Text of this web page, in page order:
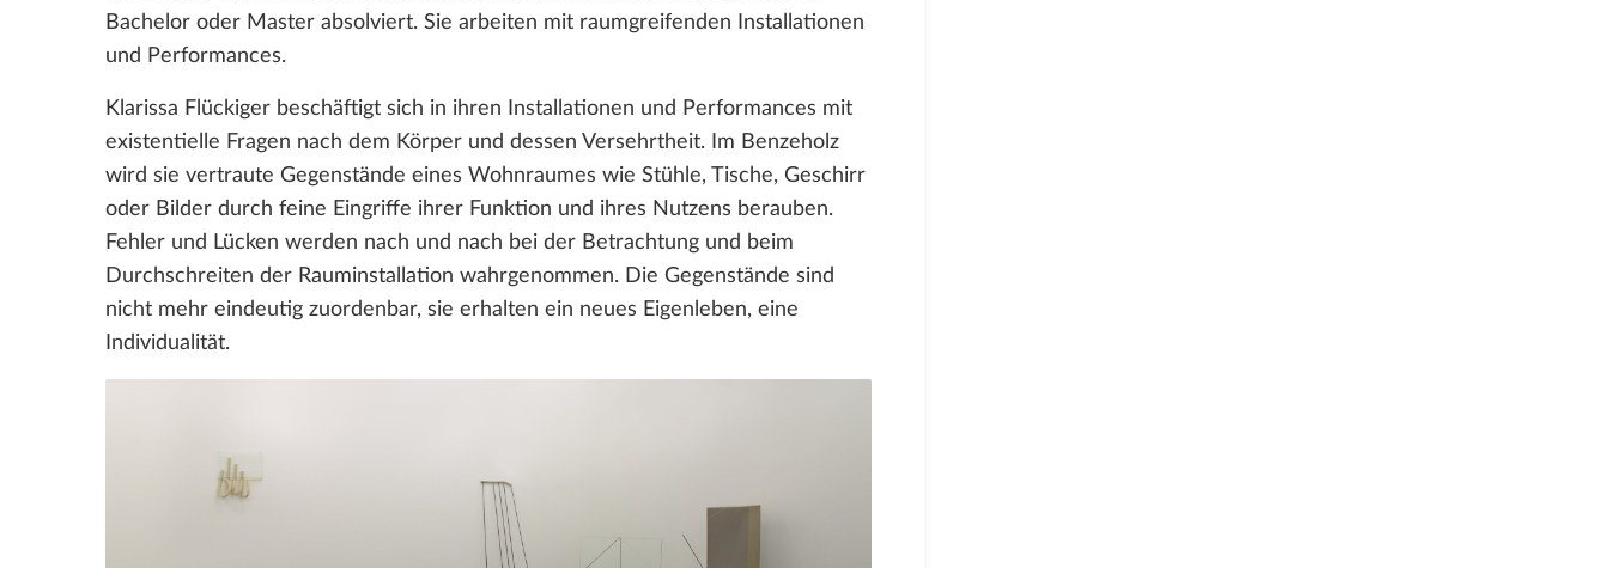
Bachelor oder Master absolviert. Sie arbeiten mit raumgreifenden Installationen
und Performances.
Klarissa Flückiger beschäftigt sich in ihren Installationen und Performances mit
existentielle Fragen nach dem Körper und dessen Versehrtheit. Im Benzeholz
wird sie vertraute Gegenstände eines Wohnraumes wie Stühle, Tische, Geschirr
oder Bilder durch feine Eingriffe ihrer Funktion und ihres Nutzens berauben.
Fehler und Lücken werden nach und nach bei der Betrachtung und beim
Durchschreiten der Rauminstallation wahrgenommen. Die Gegenstände sind
nicht mehr eindeutig zuordenbar, sie erhalten ein neues Eigenleben, eine
Individualität.